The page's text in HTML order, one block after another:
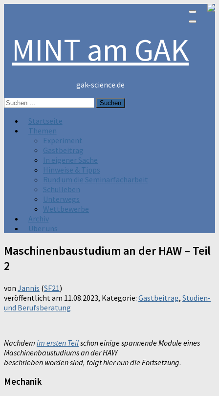
MINT am GAK
gak-science.de
Suchen
nach:
Startseite
Themen
Experiment
Gastbeitrag
In eigener Sache
Hinweise & Tipps
Rund um die Seminarfacharbeit
Schulleben
Unterwegs
Wettbewerbe
Archiv
Über uns
Maschinenbaustudium an der HAW – Teil
2
von Jannis (SF21)
veröffentlicht am 11.08.2023, Kategorie: Gastbeitrag, Studien-
und Berufsberatung
Nachdem im ersten Teilschon einige spannende Module eines
Maschinenbaustudiums an der HAW
beschrieben worden sind, folgt hier nun die Fortsetzung.
Mechanik